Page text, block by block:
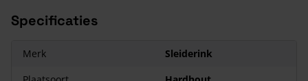
Specificaties
Merk
Sleiderink